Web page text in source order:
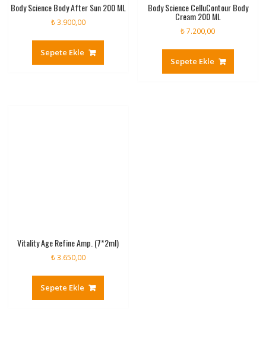
Body Science Body After Sun 200 ML
₺3.900,00
Sepete Ekle
Body Science CelluContour Body
Cream 200 ML
₺7.200,00
Sepete Ekle
Vitality Age Refine Amp. (7*2ml)
₺3.650,00
Sepete Ekle